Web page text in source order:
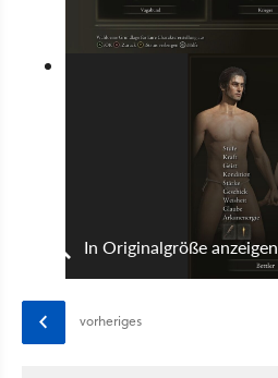
In Originalgröße anzeigen
vorheriges